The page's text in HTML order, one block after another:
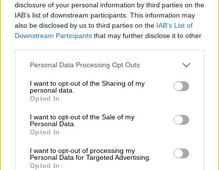
disclosure of your personal information by third parties on the
IAB’s list of downstream participants. This information may
also be disclosed by us to third parties on the IAB’s List of
Downstream Participants that may further disclose it to other
Please note that this website/app uses one or more Google
not limited to your visit or usage behaviour. You may click to
grant or deny consent to Google and its third-party tags to
use your data for below specified purposes in below Google
consent section.
Personal Data Processing Opt Outs
I want to opt-out of the Sharing of my
personal data.
Opted In
I want to opt-out of the Sale of my
Personal Data.
Opted In
I want to opt-out of processing my
Personal Data for Targeted Advertising.
Opted In
Προσθέστε το ΕΘΝΟΣ στη Google
Αιματηρό επεισόδιο μεταξύ αλλοδαπών με
έναν τραυματία σημειώθηκε περίπου δέκα
λεπτά πριν από τις 5:00 το απόγευμα της
Τετάρτης στο κέντρο της Θεσσαλονίκης, σε
πάρκο της οδού Εθνικής Αμύνης, απέναντι
από το Αριστοτέλειο Πανεπιστήμιο
Θεσσαλονίκης.
Θύμα είναι ένας νεαρός Μαροκινός, ο οποίος
για άγνωστες μέχρι στιγμής αιτίες δέχθηκε
επίθεση από ομάδα αλλοδαπών, με